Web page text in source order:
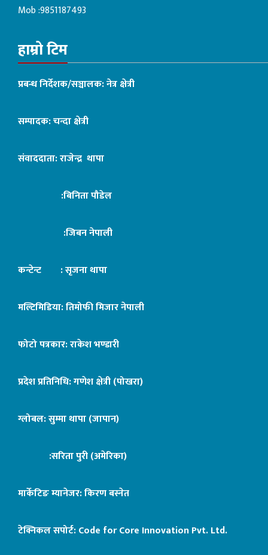
Mob :9851187493
हाम्रो टिम
प्रबन्ध निर्देशक/सञ्चालक: नेत्र क्षेत्री
सम्पादक: चन्दा क्षेत्री
संवाददाता: राजेन्द्र थापा
:बिनिता पौडेल
:जिबन नेपाली
कन्टेन्ट : सृजना थापा
मल्टिमिडिया: तिमोफी मिजार नेपाली
फोटो पत्रकार: राकेश भण्डारी
प्रदेश प्रतिनिधि: गणेश क्षेत्री (पोखरा)
ग्लोबल: सुम्मा थापा (जापान)
:सरिता पुरी (अमेरिका)
मार्केटिङ म्यानेजर: किरण बस्नेत
टेक्निकल सपोर्ट:Code for Core Innovation Pvt. Ltd.